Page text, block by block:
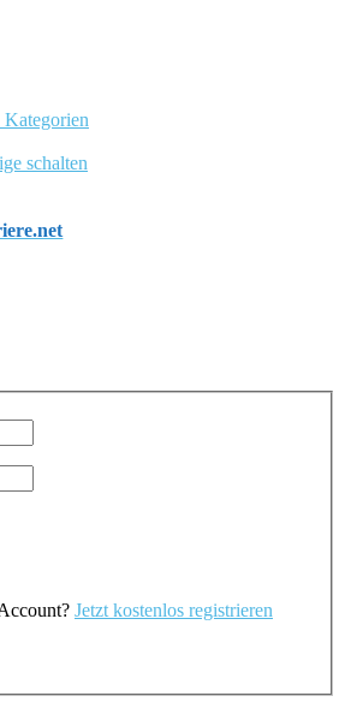
Kategorien
schalten
Jetzt kostenlos registrieren